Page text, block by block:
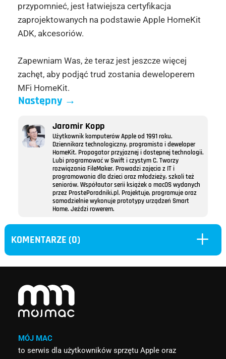
przypomnieć, jest łatwiejsza certyfikacja
zaprojektowanych na podstawie Apple HomeKit
ADK, akcesoriów.
Zapewniam Was, że teraz jest jeszcze więcej
zachęt, aby podjąć trud zostania deweloperem
MFi HomeKit.
Następny→
Jaromir Kopp
Użytkownik komputerów Apple od 1991 roku.
Dziennikarz technologiczny, programista i deweloper
HomeKit. Propagator przyjaznej i dostępnej technologii.
Lubi programować w Swift i czystym C. Tworzy
rozwiązania FileMaker. Prowadzi zajęcia z IT i
programowania dla dzieci oraz młodzieży, szkoli też
seniorów. Współautor serii książek o macOS wydanych
przez ProstePoradniki.pl. Projektuje, programuje oraz
samodzielnie wykonuje prototypy urządzeń Smart
Home. Jeździ rowerem.
KOMENTARZE (0) L
MÓJ MAC
to serwis dla użytkowników sprzętu Apple oraz